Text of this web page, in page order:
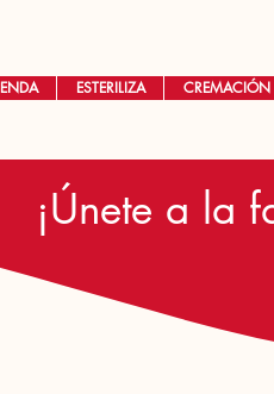
ESTERILIZA CREMACIÓN
¡Únete a la